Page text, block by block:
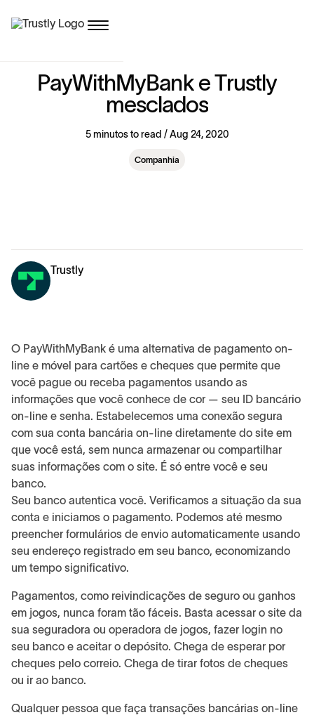
PayWithMyBank eTrustly
mesclados
5 minutos to read / Aug 24, 2020
Companhia
Trustly
O PayWithMyBank é uma alternativa de pagamento on-
line e móvel para cartões e cheques que permite que
você pague ou receba pagamentos usando as
informações que você conhece de cor — seu ID bancário
on-line e senha. Estabelecemos uma conexão segura
com sua conta bancária on-line diretamente do site em
que você está, sem nunca armazenar ou compartilhar
suas informações com o site. É só entre você e seu
banco.
Seu banco autentica você. Verificamos a situação da sua
conta e iniciamos o pagamento. Podemos até mesmo
preencher formulários de envio automaticamente usando
seu endereço registrado em seu banco, economizando
um tempo significativo.
Pagamentos, como reivindicações de seguro ou ganhos
em jogos, nunca foram tão fáceis. Basta acessar o site da
sua seguradora ou operadora de jogos, fazer login no
seu banco e aceitar o depósito. Chega de esperar por
cheques pelo correio. Chega de tirar fotos de cheques
ou ir ao banco.
Qualquer pessoa que faça transações bancárias on-line